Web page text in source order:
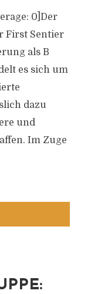
0]Der
First Sentier
als B
es sich um
dazu
und
Im Zuge